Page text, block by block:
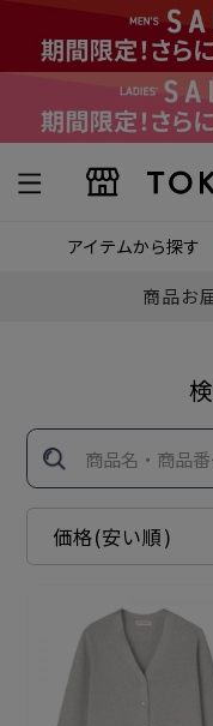
アイテムから探す
商品お